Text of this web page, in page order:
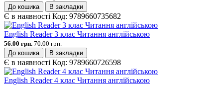
До кошика
В закладки
Є в наявності Код: 9789660735682
English Reader 3 клас Читання англійською
56.00 грн. 70.00 грн.
До кошика
В закладки
Є в наявності Код: 9789660726598
English Reader 4 клас Читання англійською